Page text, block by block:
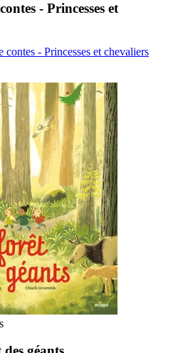
- Princesses et
- Princesses et chevaliers